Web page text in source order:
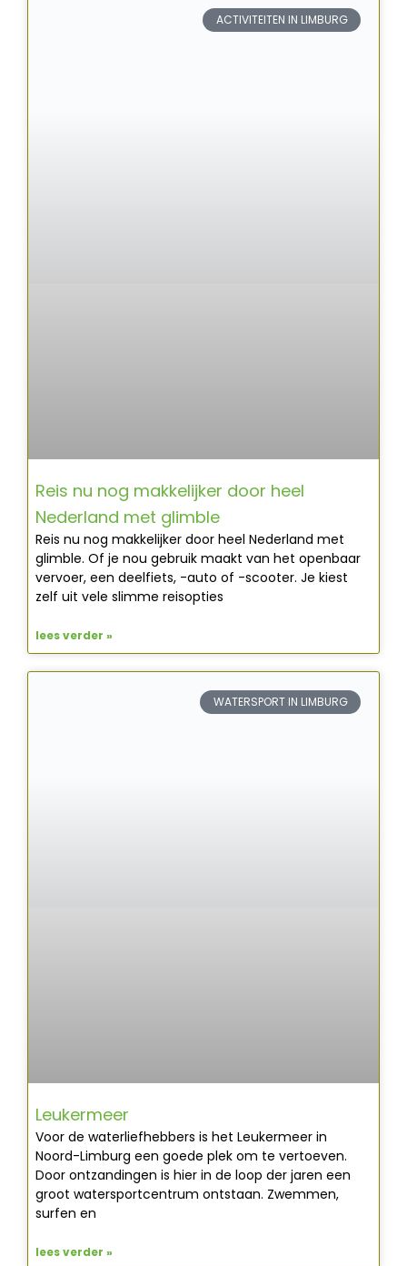
ACTIVITEITEN IN LIMBURG
Reis nu nog makkelijker door heel
Nederland met glimble
Reis nu nog makkelijker door heel Nederland met
glimble. Of je nou gebruik maakt van het openbaar
vervoer, een deelfiets, -auto of -scooter. Je kiest
zelf uit vele slimme reisopties
lees verder »
WATERSPORT IN LIMBURG
Leukermeer
Voor de waterliefhebbers is het Leukermeer in
Noord-Limburg een goede plek om te vertoeven.
Door ontzandingen is hier in de loop der jaren een
groot watersportcentrum ontstaan. Zwemmen,
surfen en
lees verder »